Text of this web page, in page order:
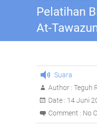
Pelatihan
At-
Suara
Author : Teguh
Date : 14 Juni
Comment : No